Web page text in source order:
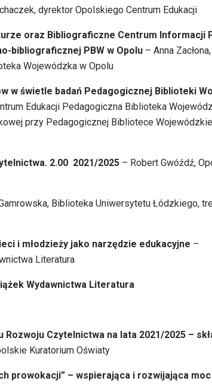
dyrektor Opolskiego Centrum Edukacji
oraz Bibliograficzne Centrum Informacji
bibliograficznej PBW w Opolu – Anna
Wojewódzka w Opolu
w świetle badań Pedagogicznej Biblioteki
Edukacji Pedagogiczna Biblioteka
przy Pedagogicznej Bibliotece
2.00 2021/2025 – Robert Gwóźdź,
Biblioteka Uniwersytetu Łódzkiego,
i młodzieży jako narzędzie edukacyjne –
Literatura
Wydawnictwa Literatura
Czytelnictwa na lata 2021/2025 –
Kuratorium Oświaty
prowokacji” – wspierająca i rozwijająca